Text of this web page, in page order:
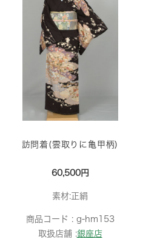
訪問着(雲取りに亀甲柄)
60,500円
素材:正絹
商品コード : g-hm153
取扱店舗 :銀座店